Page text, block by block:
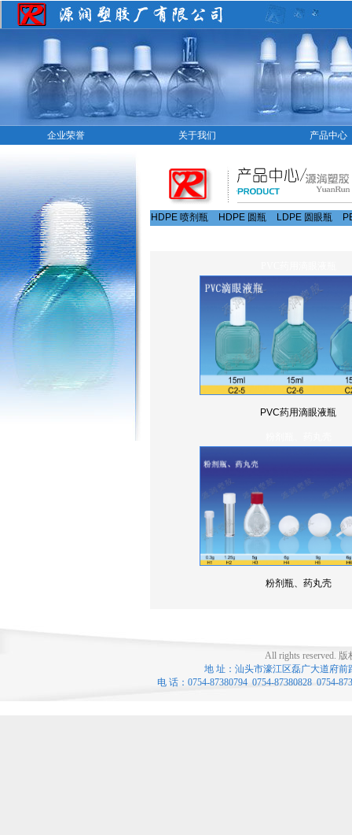
企业荣誉 关于我们 产品中心
HDPE 喷剂瓶 HDPE 圆瓶 LDPE 圆眼瓶
PVC药用滴眼液瓶
粉剂瓶、药丸壳
All rights reserved. 版
地 址：汕头市濠江区磊广大道府前
电 话：0754-87380794 0754-87380828 0754-